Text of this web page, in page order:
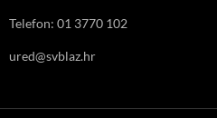
Telefon: 01 3770 102
ured@svblaz.hr